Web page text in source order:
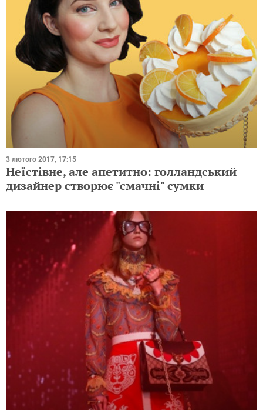
3 лютого 2017, 17:15
Неїстівне, але апетитно: голландський
дизайнер створює "смачні" сумки